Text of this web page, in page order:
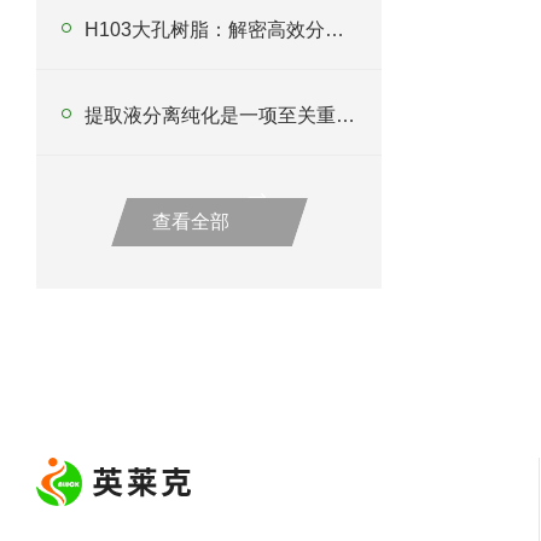
H103大孔树脂：解密高效分离纯化新利器
提取液分离纯化是一项至关重要的技术
查看全部